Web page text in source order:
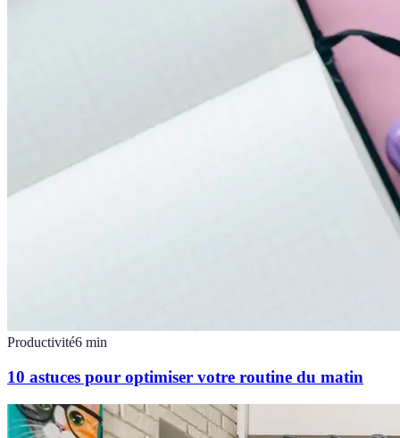
Productivité6 min
10 astuces pour optimiser votre routine du matin